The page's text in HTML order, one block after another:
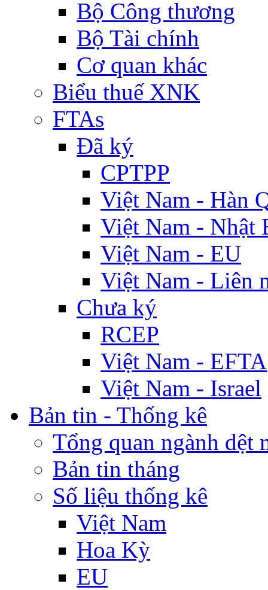
Bộ Công thương
Bộ Tài chính
Cơ quan khác
Biểu thuế XNK
FTAs
Đã ký
CPTPP
Việt Nam - Hàn
Việt Nam - Nhật
Việt Nam - EU
Việt Nam - Liên
Chưa ký
RCEP
Việt Nam - EFTA
Việt Nam - Israel
Bản tin - Thống kê
Tổng quan ngành dệt
Bản tin tháng
Số liệu thống kê
Việt Nam
Hoa Kỳ
EU